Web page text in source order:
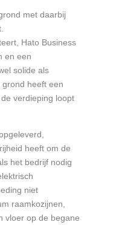
met daarbij
Hato Business
en een
solide als
heeft een
verdieping loopt
heeft om de
het bedrijf nodig
niet
raamkozijnen,
vloer op de begane